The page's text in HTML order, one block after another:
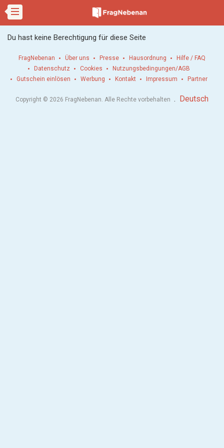
Du hast keine Berechtigung für diese Seite
FragNebenan Über uns Presse Hausordnung
Hilfe / FAQ
Datenschutz
Cookies
Nutzungsbedingungen/AGB
Gutschein einlösen
Werbung Kontakt Impressum Partner
Copyright © 2026 FragNebenan. Alle Rechte vorbehalten . Deutsch